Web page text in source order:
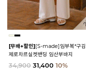
[무배+할인][S-made]임부복*구김
제로차르실켓밴딩 임산부바지
34,900 31,400 10%